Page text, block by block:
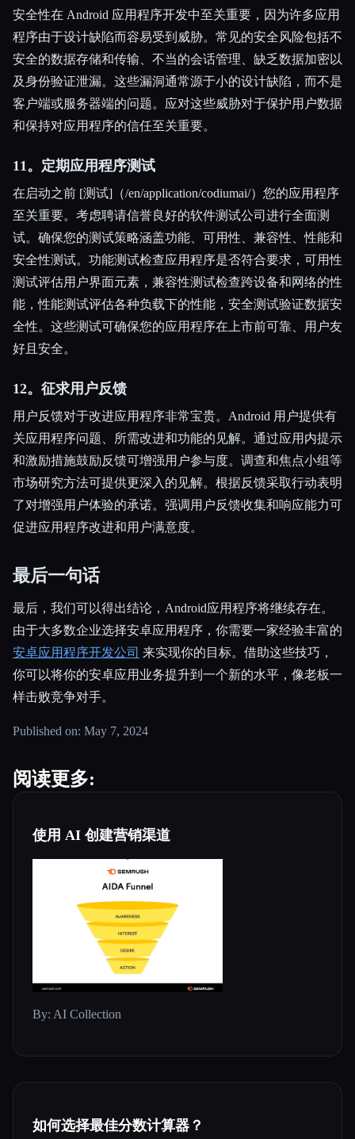
安全性在 Android 应用程序开发中至关重要，因为许多应用
程序由于设计缺陷而容易受到威胁。常见的安全风险包括不
安全的数据存储和传输、不当的会话管理、缺乏数据加密以
及身份验证泄漏。这些漏洞通常源于小的设计缺陷，而不是
客户端或服务器端的问题。应对这些威胁对于保护用户数据
和保持对应用程序的信任至关重要。
11。定期应用程序测试
在启动之前 [测试]（/en/application/codiumai/）您的应用程序
至关重要。考虑聘请信誉良好的软件测试公司进行全面测
试。确保您的测试策略涵盖功能、可用性、兼容性、性能和
安全性测试。功能测试检查应用程序是否符合要求，可用性
测试评估用户界面元素，兼容性测试检查跨设备和网络的性
能，性能测试评估各种负载下的性能，安全测试验证数据安
全性。这些测试可确保您的应用程序在上市前可靠、用户友
好且安全。
12。征求用户反馈
用户反馈对于改进应用程序非常宝贵。Android 用户提供有
关应用程序问题、所需改进和功能的见解。通过应用内提示
和激励措施鼓励反馈可增强用户参与度。调查和焦点小组等
市场研究方法可提供更深入的见解。根据反馈采取行动表明
了对增强用户体验的承诺。强调用户反馈收集和响应能力可
促进应用程序改进和用户满意度。
最后一句话
最后，我们可以得出结论，Android应用程序将继续存在。
由于大多数企业选择安卓应用程序，你需要一家经验丰富的
安卓应用程序开发公司 来实现你的目标。借助这些技巧，
你可以将你的安卓应用业务提升到一个新的水平，像老板一
样击败竞争对手。
Published on: May 7, 2024
阅读更多:
使用 AI 创建营销渠道
By: AI Collection
如何选择最佳分数计算器？